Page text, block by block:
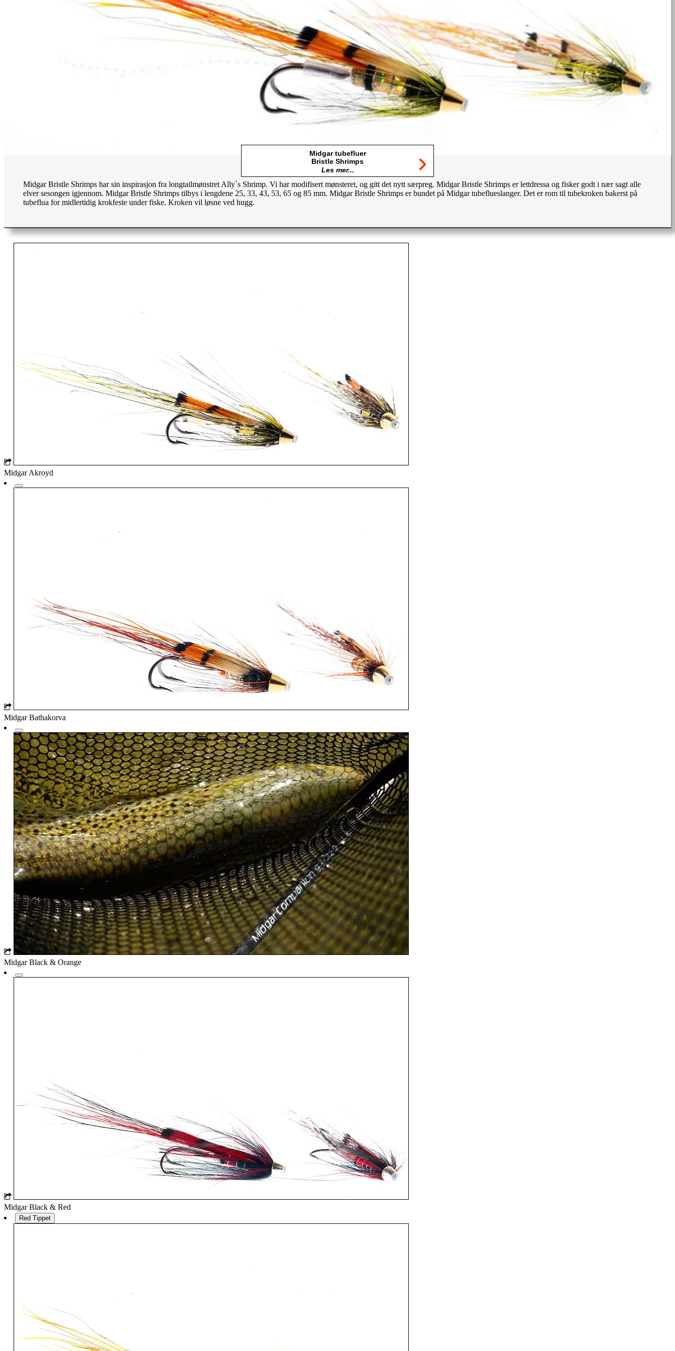
Midgar tubefluer
Bristle Shrimps
Les mer...
Midgar Bristle Shrimps har sin inspirasjon fra longtailmønstret Ally`s Shrimp. Vi har modifisert mønsteret, og gitt det nytt særpreg. Midgar Bristle Shrimps er lettdressa og fisker godt i nær sagt alle
elver sesongen igjennom. Midgar Bristle Shrimps tilbys i lengdene 25, 33, 43, 53, 65 og 85 mm. Midgar Bristle Shrimps er bundet på Midgar tubeflueslanger. Det er rom til tubekroken bakerst på
tubeflua for midlertidig krokfeste under fiske. Kroken vil løsne ved hugg.
Midgar Akroyd
Midgar Bathakorva
Midgar Black & Orange
Midgar Black & Red
Red Tippet